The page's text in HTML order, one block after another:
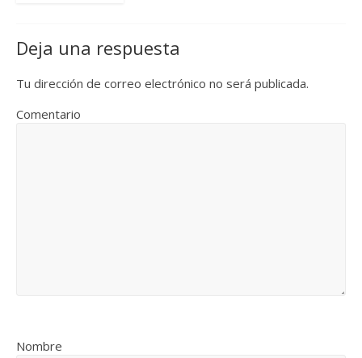
Deja una respuesta
Tu dirección de correo electrónico no será publicada.
Comentario
Nombre